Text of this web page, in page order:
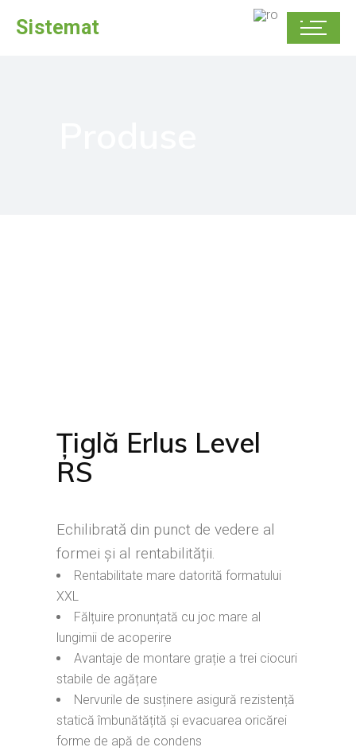
Sistemat
Țiglă Erlus Level
RS
Echilibrată din punct de vedere al
formei și al rentabilității.
Rentabilitate mare datorită formatului
XXL
Fălțuire pronunțată cu joc mare al
lungimii de acoperire
Avantaje de montare grație a trei ciocuri
stabile de agățare
Nervurile de susținere asigură rezistență
statică îmbunătățită și evacuarea oricărei
forme de apă de condens